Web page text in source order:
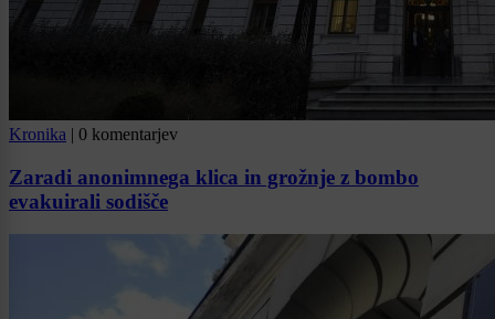
Kronika | 0 komentarjev
Zaradi anonimnega klica in grožnje z bombo
evakuirali sodišče